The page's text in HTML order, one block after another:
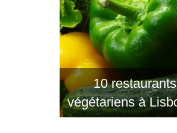
10 restaurants
végétariens à